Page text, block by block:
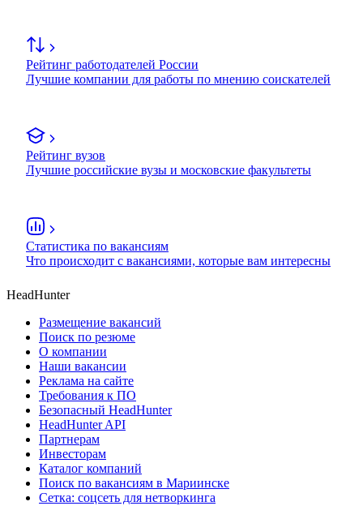
Рейтинг работодателей России
Лучшие компании для работы по мнению соискателей
Рейтинг вузов
Лучшие российские вузы и московские факультеты
Статистика по вакансиям
Что происходит с вакансиями, которые вам интересны
HeadHunter
Размещение вакансий
Поиск по резюме
О компании
Наши вакансии
Реклама на сайте
Требования к ПО
Безопасный HeadHunter
HeadHunter API
Партнерам
Инвесторам
Каталог компаний
Поиск по вакансиям в Мариинске
Сетка: соцсеть для нетворкинга